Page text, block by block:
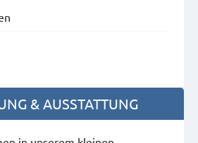
& AUSSTATTUNG